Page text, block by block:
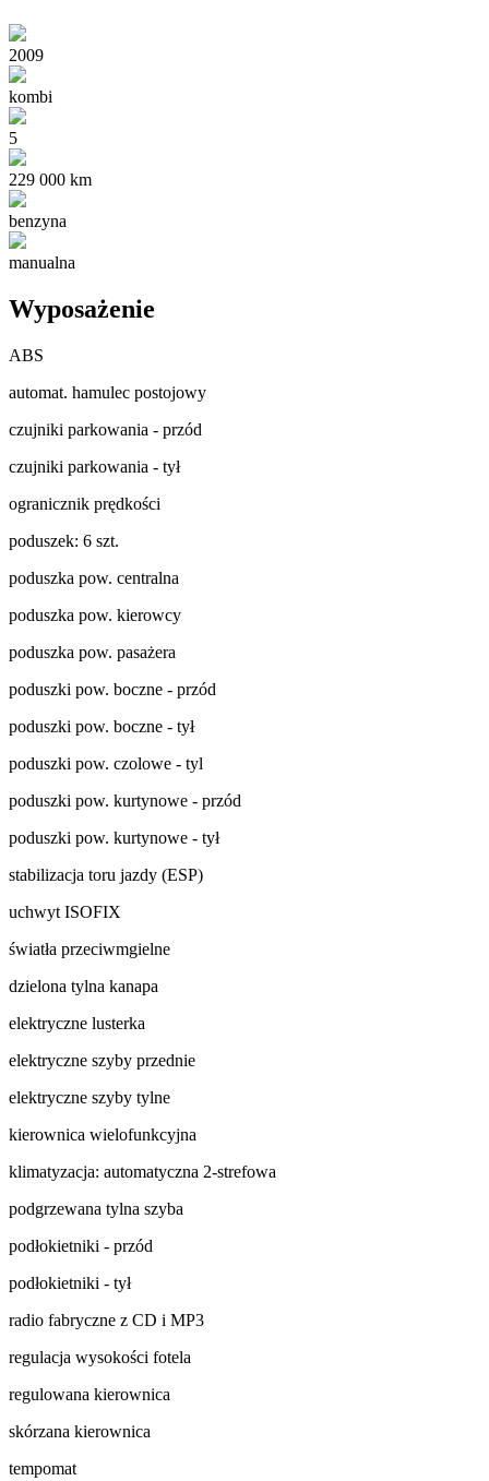
2009
kombi
5
229 000 km
benzyna
manualna
Wyposażenie
ABS
automat. hamulec postojowy
czujniki parkowania - przód
czujniki parkowania - tył
ogranicznik prędkości
poduszek: 6 szt.
poduszka pow. centralna
poduszka pow. kierowcy
poduszka pow. pasażera
poduszki pow. boczne - przód
poduszki pow. boczne - tył
poduszki pow. czolowe - tyl
poduszki pow. kurtynowe - przód
poduszki pow. kurtynowe - tył
stabilizacja toru jazdy (ESP)
uchwyt ISOFIX
światła przeciwmgielne
dzielona tylna kanapa
elektryczne lusterka
elektryczne szyby przednie
elektryczne szyby tylne
kierownica wielofunkcyjna
klimatyzacja: automatyczna 2-strefowa
podgrzewana tylna szyba
podłokietniki - przód
podłokietniki - tył
radio fabryczne z CD i MP3
regulacja wysokości fotela
regulowana kierownica
skórzana kierownica
tempomat